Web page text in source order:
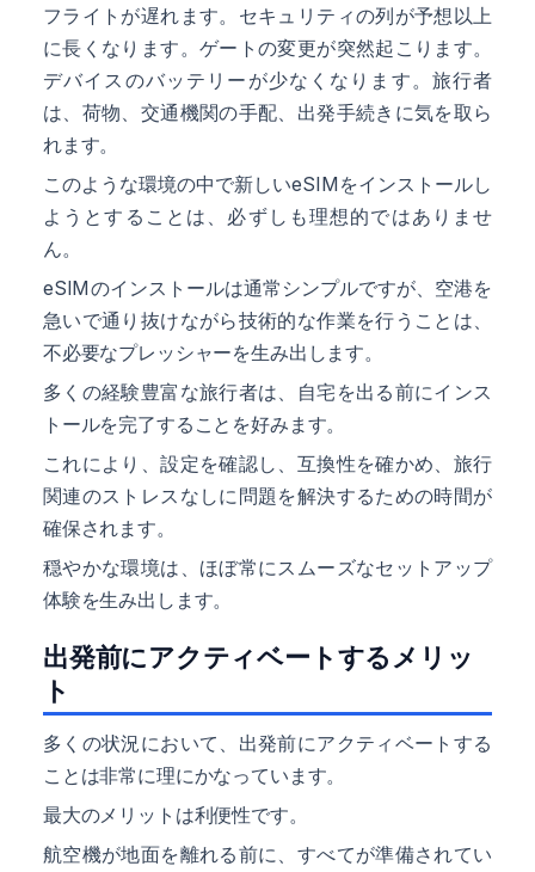
フライトが遅れます。セキュリティの列が予想以上
に長くなります。ゲートの変更が突然起こります。
デバイスのバッテリーが少なくなります。旅行者
は、荷物、交通機関の手配、出発手続きに気を取ら
れます。
このような環境の中で新しいeSIMをインストールし
ようとすることは、必ずしも理想的ではありませ
ん。
eSIMのインストールは通常シンプルですが、空港を
急いで通り抜けながら技術的な作業を行うことは、
不必要なプレッシャーを生み出します。
多くの経験豊富な旅行者は、自宅を出る前にインス
トールを完了することを好みます。
これにより、設定を確認し、互換性を確かめ、旅行
関連のストレスなしに問題を解決するための時間が
確保されます。
穏やかな環境は、ほぼ常にスムーズなセットアップ
体験を生み出します。
出発前にアクティベートするメリッ
ト
多くの状況において、出発前にアクティベートする
ことは非常に理にかなっています。
最大のメリットは利便性です。
航空機が地面を離れる前に、すべてが準備されてい